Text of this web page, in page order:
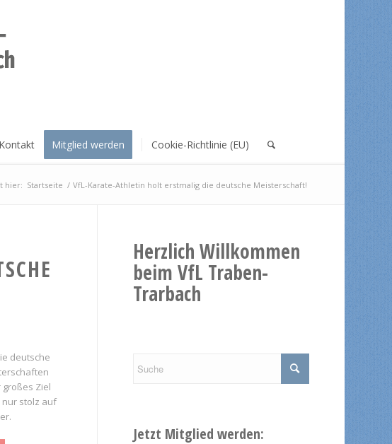
Kontakt Mitglied werden Cookie-Richtlinie (EU)
hier: Startseite / VfL-Karate-Athletin holt erstmalig die deutsche Meisterschaft!
deutsche
großes Ziel
nur stolz auf
Herzlich Willkommen
beim VfL Traben-
Trarbach
Jetzt Mitglied werden: